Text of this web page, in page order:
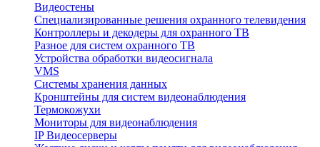
Видеостены
Специализированные решения охранного телевидения
Контроллеры и декодеры для охранного ТВ
Разное для систем охранного ТВ
Устройства обработки видеосигнала
VMS
Системы хранения данных
Кронштейны для систем видеонаблюдения
Термокожухи
Мониторы для видеонаблюдения
IP Видеосерверы